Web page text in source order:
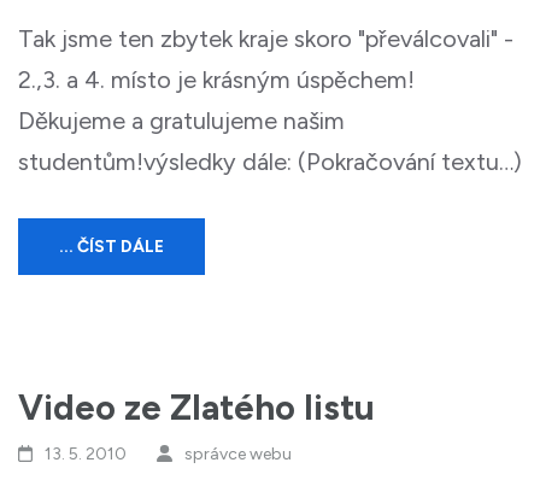
Tak jsme ten zbytek kraje skoro "převálcovali" -
2.,3. a 4. místo je krásným úspěchem!
Děkujeme a gratulujeme našim
studentům!výsledky dále: (Pokračování textu…)
... ČÍST DÁLE
Video ze Zlatého listu
13. 5. 2010 správce webu